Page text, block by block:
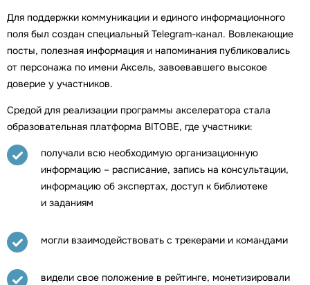
Для поддержки коммуникации и единого информационного
поля был создан специальный Telegram-канал. Вовлекающие
посты, полезная информация и напоминания публиковались
от персонажа по имени Аксель, завоевавшего высокое
доверие у участников.
Средой для реализации программы акселератора стала
образовательная платформа BITOBE, где участники:
получали всю необходимую организационную
информацию – расписание, запись на консультации,
информацию об экспертах, доступ к библиотеке
и заданиям
могли взаимодействовать с трекерами и командами
видели свое положение в рейтинге, монетизировали